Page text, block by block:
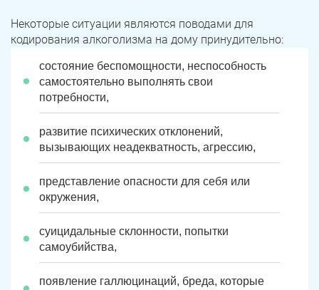
Некоторые ситуации являются поводами для
кодирования алкоголизма на дому принудительно:
состояние беспомощности, неспособность
самостоятельно выполнять свои
потребности,
развитие психических отклонений,
вызывающих неадекватность, агрессию,
представление опасности для себя или
окружения,
суицидальные склонности, попытки
самоубийства,
появление галлюцинаций, бреда, которые